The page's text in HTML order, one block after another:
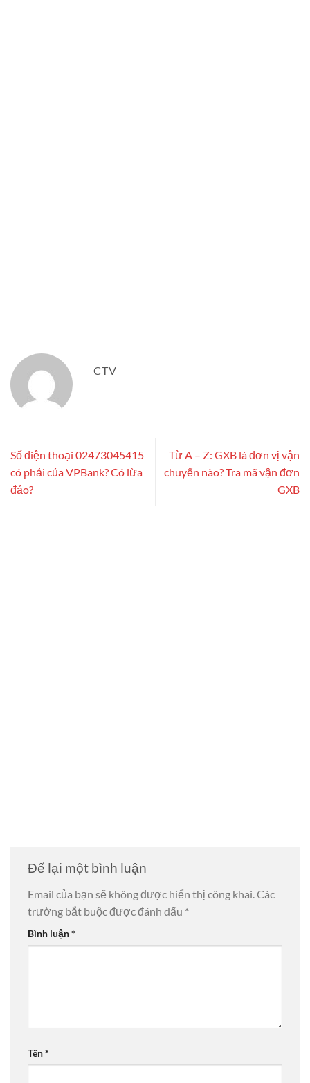
CTV
Số điện thoại 02473045415
có phải của VPBank? Có lừa
đảo?
Từ A – Z: GXB là đơn vị vận
chuyển nào? Tra mã vận đơn
GXB
Để lại một bình luận
Email của bạn sẽ không được hiển thị công khai.Các
trường bắt buộc được đánh dấu *
Bình luận*
Tên*